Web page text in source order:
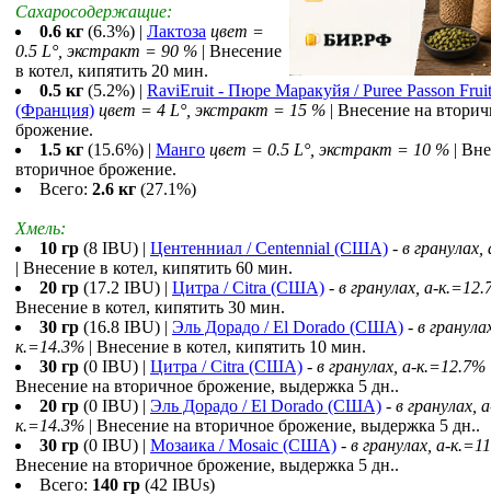
Сахаросодержащие:
0.6 кг (6.3%) | Лактоза цвет =
0.5 L°, экстракт = 90 % | Внесение
в котел, кипятить 20 мин.
0.5 кг (5.2%) | RaviEruit - Пюре Маракуйя / Puree Passon Fruit
(Франция) цвет = 4 L°, экстракт = 15 % | Внесение на
брожение.
1.5 кг (15.6%) | Манго цвет = 0.5 L°, экстракт = 10 % |
вторичное брожение.
Всего: 2.6 кг (27.1%)
Хмель:
10 гр (8 IBU) | Центенниал / Centennial (США) - в
| Внесение в котел, кипятить 60 мин.
20 гр (17.2 IBU) | Цитра / Citra (США) - в гранулах, a-
Внесение в котел, кипятить 30 мин.
30 гр (16.8 IBU) | Эль Дорадо / El Dorado (США) - в
к.=14.3% | Внесение в котел, кипятить 10 мин.
30 гр (0 IBU) | Цитра / Citra (США) - в гранулах, a-к.=12.7%
Внесение на вторичное брожение, выдержка 5 дн..
20 гр (0 IBU) | Эль Дорадо / El Dorado (США) - в гранулах,
к.=14.3% | Внесение на вторичное брожение, выдержка 5 дн..
30 гр (0 IBU) | Мозаика / Mosaic (США) - в гранулах, a-
Внесение на вторичное брожение, выдержка 5 дн..
Всего: 140 гр (42 IBUs)